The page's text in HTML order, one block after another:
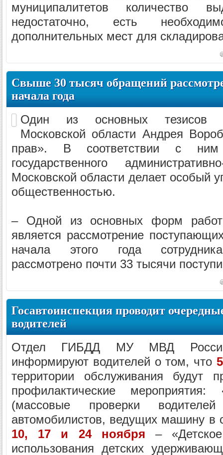
муниципалитетов количество
недостаточно, есть
дополнительных мест для
Свыше 30 тысяч обращений
начала года
Один из основных тезисов
Московской области Андрея
прав». В соответствии с ним
государственного
Московской области делает особый
общественностью.
– Одной из основных форм
является рассмотрение
начала этого года
рассмотрено почти 33 тысячи
Госавтоинспекция проводит
водителей
Отдел ГИБДД МУ МВД России
информируют водителей о том, что
территории обслуживания будут
профилактические мероприятия:
(массовые проверки
автомобилистов, ведущих машину в
10, 17 и 24 ноября –
использования детских